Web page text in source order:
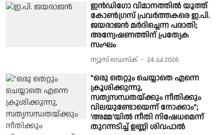
ഇന്‍ഡിഗോ വിമാനത്തില്‍ യൂത്ത്
കോണ്‍ഗ്രസ് പ്രവര്‍ത്തകരെ ഇ.പി.
ജയരാജന്‍ മര്‍ദിച്ചെന്ന പരാതി;
അന്വേഷണത്തിന് പ്രത്യേക
സംഘം
ന്യൂസ് ഡെസ്ക് 24 Jul 2026
"ഒരു തെറ്റും ചെയ്യാതെ എന്നെ
ക്രൂശിക്കുന്നു,
സത്യസന്ധതയ്ക്കും നീതിക്കും
വിലയുണ്ടോയെന്ന് നോക്കാം";
'അമ്മ'യിൽ നീതി നിഷേധമെന്ന്
തുറന്നടിച്ച് ഉണ്ണി ശിവപാൽ